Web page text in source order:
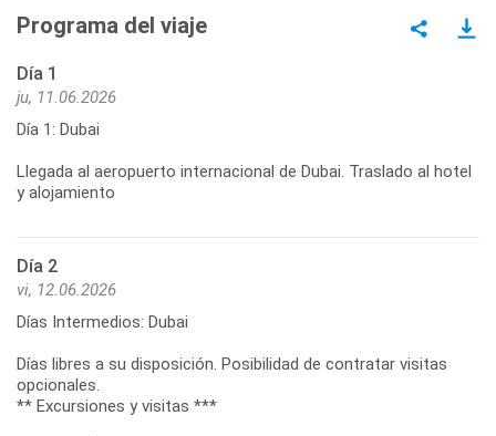
Programa del viaje
Día 1
ju, 11.06.2026
Día 1: Dubai
Llegada al aeropuerto internacional de Dubai. Traslado al hotel
y alojamiento
Día 2
vi, 12.06.2026
Días Intermedios: Dubai
Días libres a su disposición. Posibilidad de contratar visitas
opcionales.
** Excursiones y visitas ***